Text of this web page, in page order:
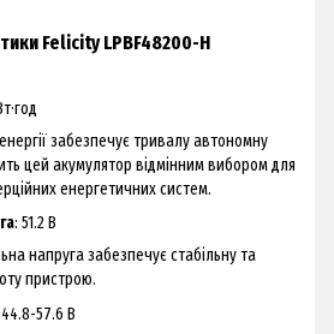
Felicity LPBF48200-H
забезпечує тривалу автономну
цей акумулятор відмінним вибором для
енергетичних систем.
: 51.2 В
напруга забезпечує стабільну та
пристрою.
57.6 В